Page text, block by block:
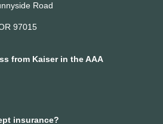
Road
97015
from Kaiser in the AAA
insurance?